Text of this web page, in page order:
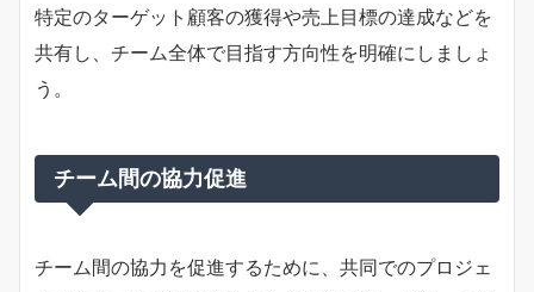
特定のターゲット顧客の獲得や売上目標の達成などを
共有し、チーム全体で目指す方向性を明確にしましょ
う。
チーム間の協力促進
チーム間の協力を促進するために、共同でのプロジェ